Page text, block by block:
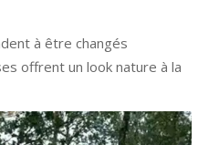
à être changés
offrent un look nature à la